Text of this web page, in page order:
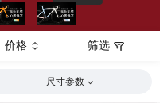
价格 筛选
尺寸参数